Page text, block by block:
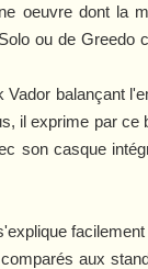
oeuvre dont la
ou de Greedo
Vador balançant
il exprime par
son casque
aux